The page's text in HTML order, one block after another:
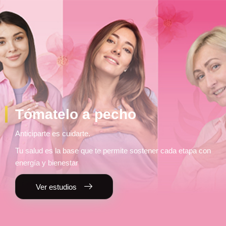
Tómatelo a pecho
Anticiparte es cuidarte.
Tu salud es la base que te permite sostener cada etapa con
energía y bienestar
Ver estudios